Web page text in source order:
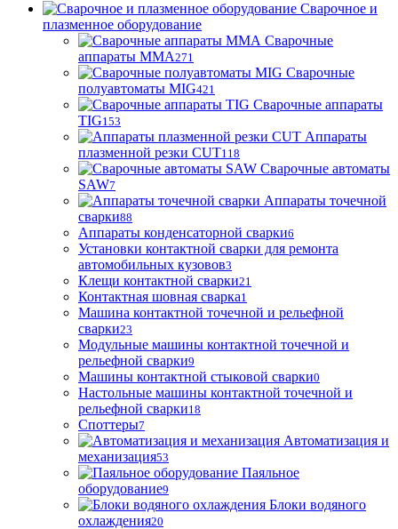
Сварочное и
плазменное оборудование
Сварочные
аппараты MMA271
Сварочные
полуавтоматы MIG421
Сварочные аппараты
TIG153
Аппараты
плазменной резки CUT118
Сварочные автоматы
SAW7
Аппараты точечной
сварки88
Аппараты конденсаторной сварки6
Установки контактной сварки для ремонта
автомобильных кузовов3
Клещи контактной сварки21
Контактная шовная сварка1
Машина контактной точечной и рельефной
сварки23
Модульные машины контактной точечной и
рельефной сварки9
Машины контактной стыковой сварки0
Настольные машины контактной точечной и
рельефной сварки18
Споттеры7
Автоматизация и
механизация53
Паяльное
оборудование9
Блоки водяного
охлаждения20